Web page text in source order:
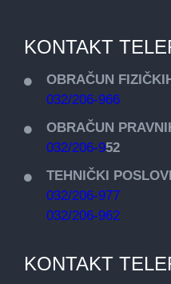
KONTAKT
OBRAČUN
032/206-966
OBRAČUN
032/206-952
TEHNIČKI
032/206-977
032/206-962
KONTAKT